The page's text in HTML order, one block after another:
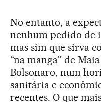
No entanto, a
nenhum pedido de
mas sim que sirva
“na manga” de
Bolsonaro, num
sanitária e
recentes. O que